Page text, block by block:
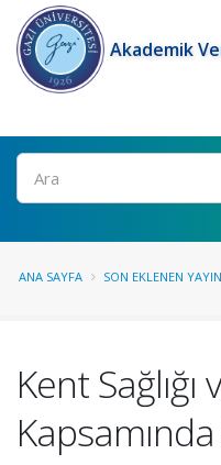
Akademik
Ara
ANA SAYFA SON EKLENEN
Kent
Kapsamında